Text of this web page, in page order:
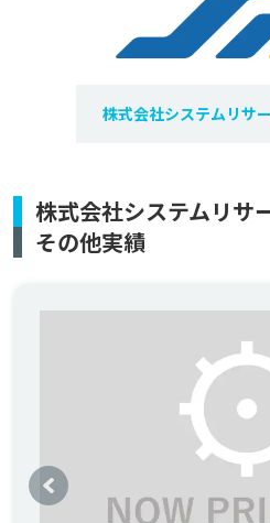
株式会社システムリサ
株式会社システムリサ
その他実績